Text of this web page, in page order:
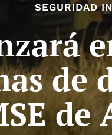
SEGURIDAD
de
de